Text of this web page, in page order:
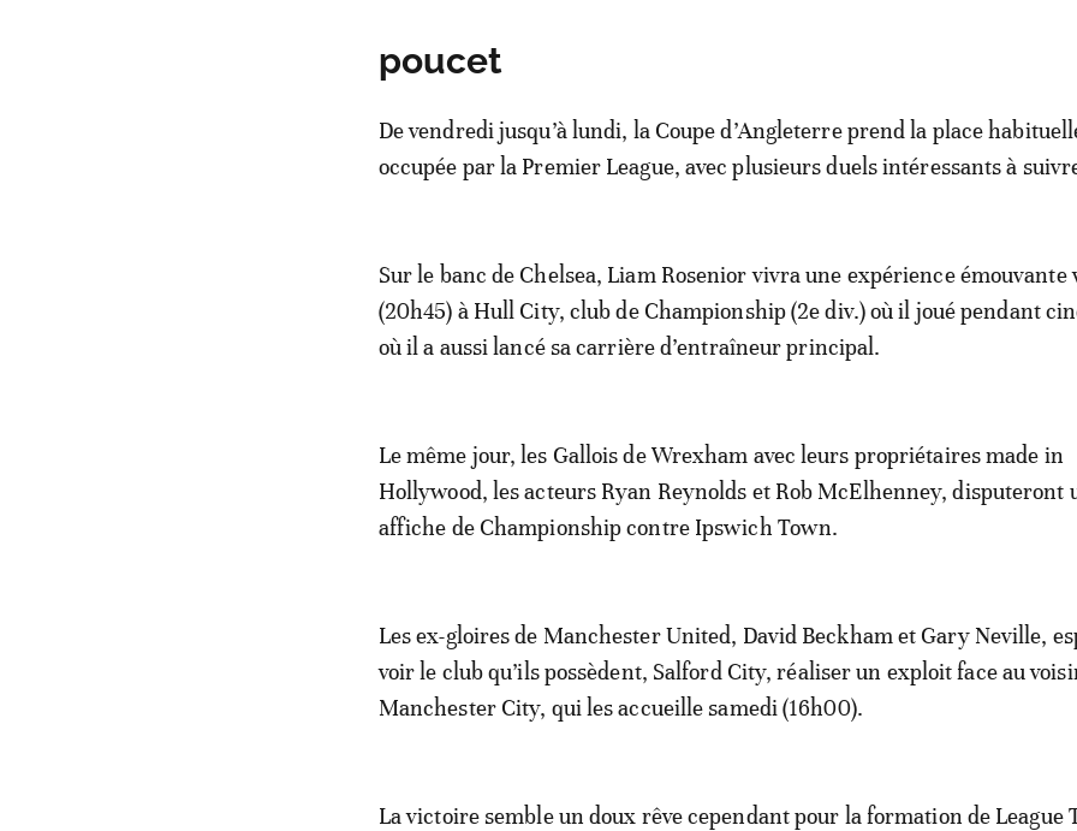
poucet
De vendredi jusqu’à lundi, la Coupe d’Angleterre prend la place
occupée par la Premier League, avec plusieurs duels intéressants à
Sur le banc de Chelsea, Liam Rosenior vivra une expérience émouvante
(20h45) à Hull City, club de Championship (2e div.) où il joué pendant
où il a aussi lancé sa carrière d’entraîneur principal.
Le même jour, les Gallois de Wrexham avec leurs propriétaires made in
Hollywood, les acteurs Ryan Reynolds et Rob McElhenney, disputeront
affiche de Championship contre Ipswich Town.
Les ex-gloires de Manchester United, David Beckham et Gary Neville,
voir le club qu’ils possèdent, Salford City, réaliser un exploit face au
Manchester City, qui les accueille samedi (16h00).
La victoire semble un doux rêve cependant pour la formation de League